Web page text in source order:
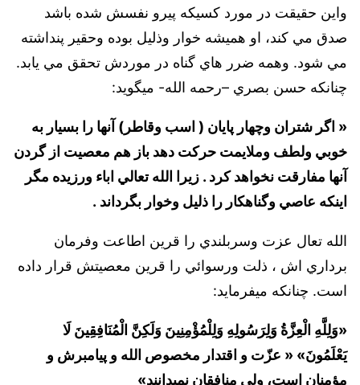
واين حقيقت در مورد کسيکه پيرو نفسش شده باشد
صدق مي کند، او هميشه خوار وذليل بوده وحقير پنداشته
مي شود. وهمه ضرر هاي گناه در موردش تحقق مي يابد.
چنانكه حسن بصري –رحمه الله- ميگويد:
« اگر شتران وچهار پايان ( اسب وقاطر) آنها را بسيار به
خوبي ولطف وملايمت حرکت دهد باز هم معصيت از گردن
آنها مفارقت نخواهد کرد . زيرا الله تعالي اباء ورزيده مگر
اينکه عاصي وگناهکار را ذليل وخوار بگرداند .
الله تعال عزت وسربلندي را قرين اطاعت وفرمان
برداري اش ، ذلت ورسوائي را قرين معصيتش قرار داده
است. چنانکه ميفرمايد:
«وَلِلَّهِ الْعِزَّةُ وَلِرَسُولِهِ وَلِلْمُؤْمِنِينَ وَلَكِنَّ الْمُنَافِقِينَ لَا
يَعْلَمُونَ» « عزّت و اقتدار مخصوص الله و پيامبرش و
مؤمنان است، ولى منافقان نمى‏دانند»